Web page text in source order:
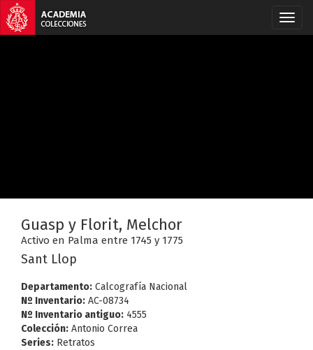
Guasp y Florit, Melchor
Activo en Palma entre 1745 y 1775
Sant Llop
Departamento: Calcografía Nacional
Nº Inventario: AC-08734
Nº Inventario antiguo: 4555
Colección: Antonio Correa
Series: Retratos